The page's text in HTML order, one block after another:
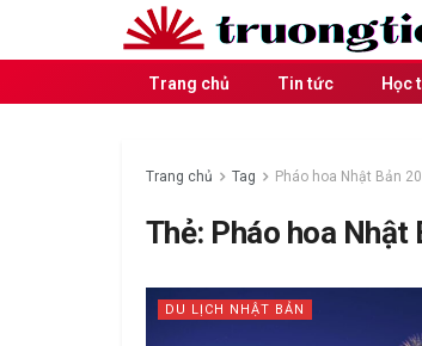
Trang chủ Tin tức Học
Trang chủ Tag Pháo hoa Nhật Bản
Thẻ: Pháo hoa Nhật
DU LỊCH NHẬT BẢN